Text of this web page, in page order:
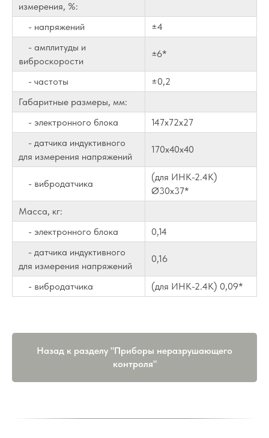
измерения, %:
- напряжений
±4
- амплитуды и
виброскорости
±6*
- частоты
±0,2
Габаритные размеры, мм:
- электронного блока
147x72x27
- датчика индуктивного
для измерения напряжений
170x40x40
- вибродатчика
(для ИНК-2.4К)
Ø30x37*
Масса, кг:
- электронного блока
0,14
- датчика индуктивного
для измерения напряжений
0,16
- вибродатчика (для ИНК-2.4К) 0,09*
Назад к разделу "Приборы неразрушающего
контроля"